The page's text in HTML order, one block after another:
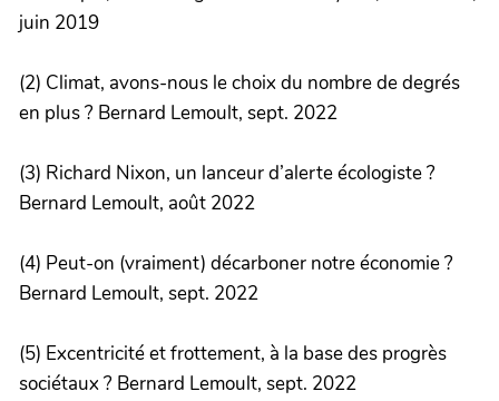
juin 2019
(2) Climat, avons-nous le choix du nombre de degrés
en plus ? Bernard Lemoult, sept. 2022
(3) Richard Nixon, un lanceur d’alerte écologiste ?
Bernard Lemoult, août 2022
(4) Peut-on (vraiment) décarboner notre économie ?
Bernard Lemoult, sept. 2022
(5) Excentricité et frottement, à la base des progrès
sociétaux ? Bernard Lemoult, sept. 2022